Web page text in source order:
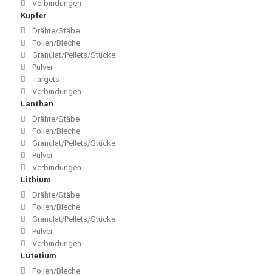
Verbindungen
Kupfer
Drähte/Stäbe
Folien/Bleche
Granulat/Pellets/Stücke
Pulver
Targets
Verbindungen
Lanthan
Drähte/Stäbe
Folien/Bleche
Granulat/Pellets/Stücke
Pulver
Verbindungen
Lithium
Drähte/Stäbe
Folien/Bleche
Granulat/Pellets/Stücke
Pulver
Verbindungen
Lutetium
Folien/Bleche